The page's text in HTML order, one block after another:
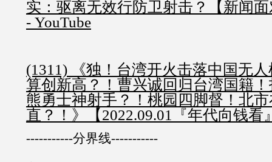
实：驱离无效行防卫射击？【新闻面
- YouTube
(1311) 《独！台湾开火击落中国无
算创新高？！曹兴诚回归台湾国籍
熊勇士神射手？！桃园四脚督！北
直？！》【2022.09.01『年代向钱看
-----------分界线-----------